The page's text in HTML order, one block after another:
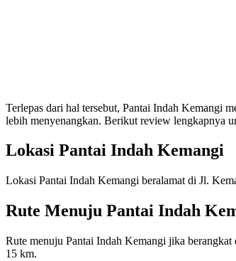
Terlepas dari hal tersebut, Pantai Indah Kemangi
lebih menyenangkan. Berikut review lengkapnya
Lokasi Pantai Indah Kemangi
Lokasi Pantai Indah Kemangi beralamat di Jl.
Rute Menuju Pantai Indah
Rute menuju Pantai Indah Kemangi jika
15 km.